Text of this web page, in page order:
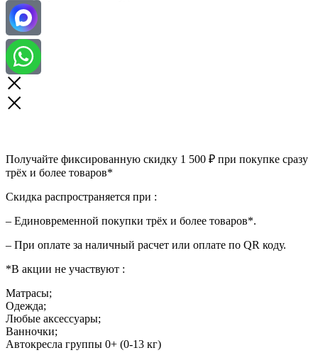
Получайте фиксированную скидку 1 500 ₽ при покупке сразу
трёх и более товаров*
Скидка распространяется при :
– Единовременной покупки трёх и более товаров*.
– При оплате за наличный расчет или оплате по QR коду.
*В акции не участвуют :
Матрасы;
Одежда;
Любые аксессуары;
Ванночки;
Автокресла группы 0+ (0-13 кг)